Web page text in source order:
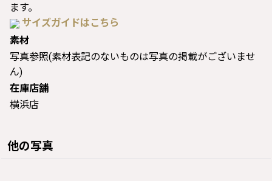
ます。
サイズガイドはこちら
素材
写真参照(素材表記のないものは写真の掲載がございませ
ん)
在庫店舗
横浜店
他の写真